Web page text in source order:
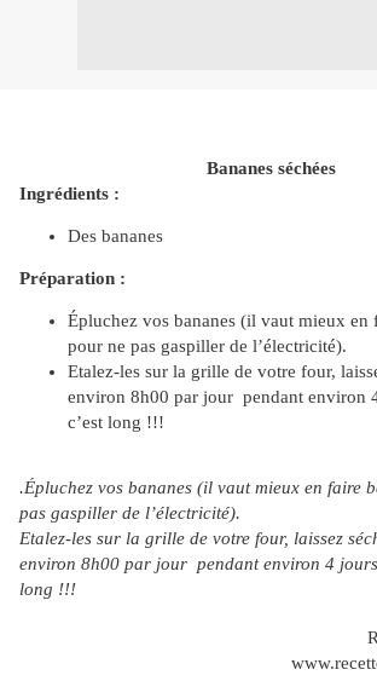
Bananes séchées
Ingrédients :
Des bananes
Préparation :
Épluchez vos bananes (il vaut mieux en
pour ne pas gaspiller de l’électricité).
Etalez-les sur la grille de votre four,
environ 8h00 par jour pendant environ
c’est long !!!
.Épluchez vos bananes (il vaut mieux en faire
pas gaspiller de l’électricité).
Etalez-les sur la grille de votre four, laissez
environ 8h00 par jour pendant environ 4
long !!!